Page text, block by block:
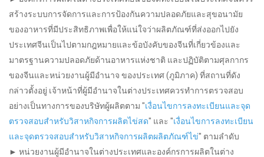
สร้างระบบการจัดการและการป้องกันความปลอดภัยและสุขอนามัย
ของอาหารที่มีประสิทธิภาพเพื่อให้แน่ใจว่าผลิตภัณฑ์ที่ส่งออกไปยัง
ประเทศจีนเป็นไปตามกฎหมายและข้อบังคับของจีนที่เกี่ยวข้องและ
มาตรฐานความปลอดภัยด้านอาหารแห่งชาติ และปฏิบัติตามศุลกากร
ของจีนและหน่วยงานผู้มีอำนาจ ของประเทศ (ภูมิภาค) ที่สถานที่ดัง
กล่าวตั้งอยู่ เจ้าหน้าที่ผู้มีอำนาจในต่างประเทศควรทำการตรวจสอบ
อย่างเป็นทางการของบริษัทผู้ผลิตตาม "เงื่อนไขการลงทะเบียนและจุด
ตรวจสอบสำหรับวิสาหกิจการผลิตไข่สด" และ "เงื่อนไขการลงทะเบียน
และจุดตรวจสอบสำหรับวิสาหกิจการผลิตผลิตภัณฑ์ไข่" ตามลำดับ
► หน่วยงานผู้มีอำนาจในต่างประเทศและองค์กรการผลิตในต่าง